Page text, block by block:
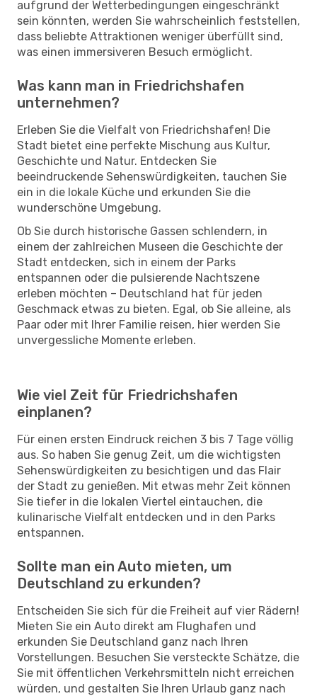
aufgrund der Wetterbedingungen eingeschränkt
sein könnten, werden Sie wahrscheinlich feststellen,
dass beliebte Attraktionen weniger überfüllt sind,
was einen immersiveren Besuch ermöglicht.
Was kann man in Friedrichshafen
unternehmen?
Erleben Sie die Vielfalt von Friedrichshafen! Die
Stadt bietet eine perfekte Mischung aus Kultur,
Geschichte und Natur. Entdecken Sie
beeindruckende Sehenswürdigkeiten, tauchen Sie
ein in die lokale Küche und erkunden Sie die
wunderschöne Umgebung.
Ob Sie durch historische Gassen schlendern, in
einem der zahlreichen Museen die Geschichte der
Stadt entdecken, sich in einem der Parks
entspannen oder die pulsierende Nachtszene
erleben möchten – Deutschland hat für jeden
Geschmack etwas zu bieten. Egal, ob Sie alleine, als
Paar oder mit Ihrer Familie reisen, hier werden Sie
unvergessliche Momente erleben.
Wie viel Zeit für Friedrichshafen
einplanen?
Für einen ersten Eindruck reichen 3 bis 7 Tage völlig
aus. So haben Sie genug Zeit, um die wichtigsten
Sehenswürdigkeiten zu besichtigen und das Flair
der Stadt zu genießen. Mit etwas mehr Zeit können
Sie tiefer in die lokalen Viertel eintauchen, die
kulinarische Vielfalt entdecken und in den Parks
entspannen.
Sollte man ein Auto mieten, um
Deutschland zu erkunden?
Entscheiden Sie sich für die Freiheit auf vier Rädern!
Mieten Sie ein Auto direkt am Flughafen und
erkunden Sie Deutschland ganz nach Ihren
Vorstellungen. Besuchen Sie versteckte Schätze, die
Sie mit öffentlichen Verkehrsmitteln nicht erreichen
würden, und gestalten Sie Ihren Urlaub ganz nach